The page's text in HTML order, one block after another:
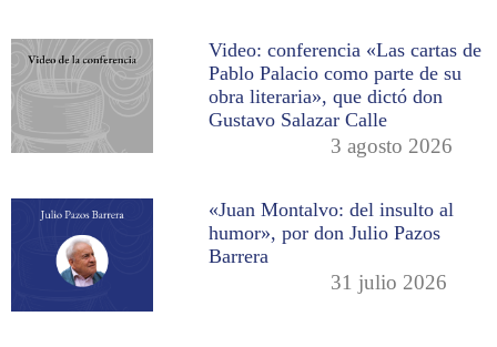
Video: conferencia «Las cartas de
Pablo Palacio como parte de su
obra literaria», que dictó don
Gustavo Salazar Calle
3 agosto 2026
«Juan Montalvo: del insulto al
humor», por don Julio Pazos
Barrera
31 julio 2026